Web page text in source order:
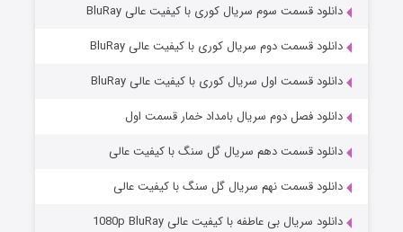
مردگان متحرک: شهر مرده ۳
قسمت۲ (زیرنویس) منتشر شد
دانلود قسمت سوم سریال کوری با کیفیت عالی BluRay
دانلود قسمت دوم سریال کوری با کیفیت عالی BluRay
دانلود قسمت اول سریال کوری با کیفیت عالی BluRay
دانلود فصل دوم سریال بامداد خمار قسمت اول
دانلود قسمت دهم سریال گل سنگ با کیفیت عالی
دانلود قسمت نهم سریال گل سنگ با کیفیت عالی
دانلود سریال بی عاطفه با کیفیت عالی 1080p BluRay